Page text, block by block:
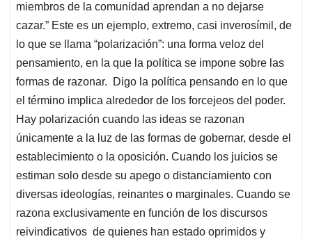
miembros de la comunidad aprendan a no dejarse
cazar.” Este es un ejemplo, extremo, casi inverosímil, de
lo que se llama “polarización”: una forma veloz del
pensamiento, en la que la política se impone sobre las
formas de razonar. Digo la política pensando en lo que
el término implica alrededor de los forcejeos del poder.
Hay polarización cuando las ideas se razonan
únicamente a la luz de las formas de gobernar, desde el
establecimiento o la oposición. Cuando los juicios se
estiman solo desde su apego o distanciamiento con
diversas ideologías, reinantes o marginales. Cuando se
razona exclusivamente en función de los discursos
reivindicativos de quienes han estado oprimidos y